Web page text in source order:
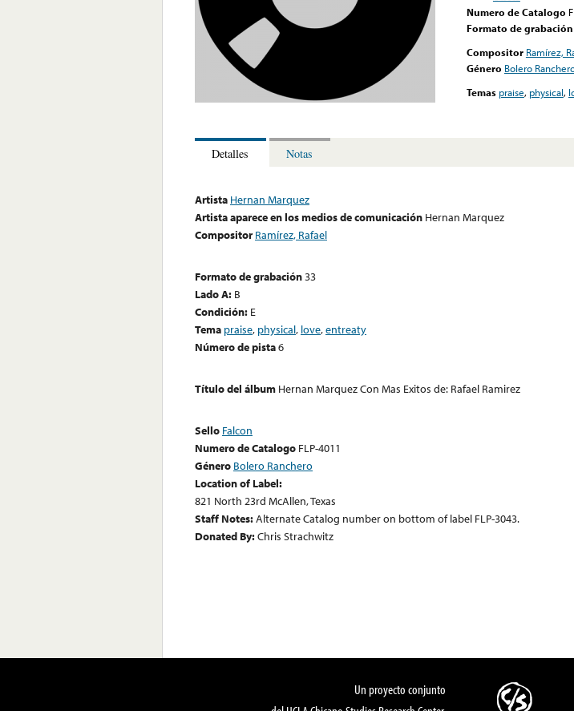
Numero de Catalogo
Formato de grabación
Compositor Ramírez,
Género Bolero
Temas praise, physical,
Detalles Notas
Artista Hernan Marquez
Artista aparece en los medios de comunicación Hernan Marquez
Compositor Ramírez, Rafael
Formato de grabación33
Lado A: B
Condición: E
Tema praise, physical, love,entreaty
Número de pista6
Título del álbum Hernan Marquez Con Mas Exitos de: Rafael Ramirez
Sello Falcon
Numero de Catalogo FLP-4011
Género Bolero Ranchero
Location of Label:
821 North 23rd McAllen, Texas
Staff Notes:Alternate Catalog number on bottom of label FLP-3043.
Donated By:Chris Strachwitz
Un proyecto conjunto